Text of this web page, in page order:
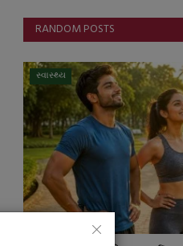
RANDOM POSTS
સ્વાસ્થ્ય